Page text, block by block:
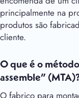
principalmente na
produtos são
cliente.
O que é o
assemble”
O fabrico para